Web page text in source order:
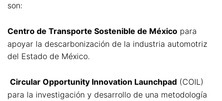
son:
Centro de Transporte Sostenible de México para
apoyar la descarbonización de la industria automotriz
del Estado de México.
Circular Opportunity Innovation Launchpad (COIL)
para la investigación y desarrollo de una metodología